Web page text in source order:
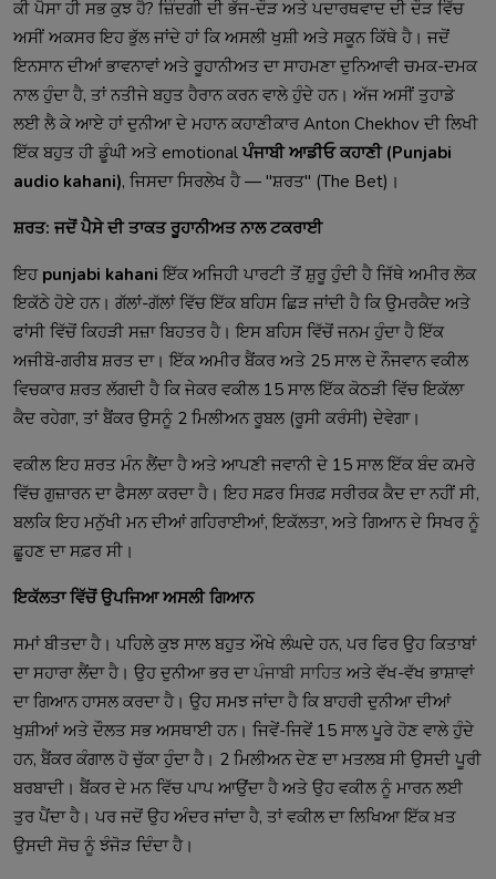
ਕੀ ਪੈਸਾ ਹੀ ਸਭ ਕੁਝ ਹੈ? ਜ਼ਿੰਦਗੀ ਦੀ ਭੱਜ-ਦੌੜ ਅਤੇ ਪਦਾਰਥਵਾਦ ਦੀ ਦੌੜ ਵਿੱਚ
ਅਸੀਂ ਅਕਸਰ ਇਹ ਭੁੱਲ ਜਾਂਦੇ ਹਾਂ ਕਿ ਅਸਲੀ ਖੁਸ਼ੀ ਅਤੇ ਸਕੂਨ ਕਿੱਥੇ ਹੈ। ਜਦੋਂ
ਇਨਸਾਨ ਦੀਆਂ ਭਾਵਨਾਵਾਂ ਅਤੇ ਰੂਹਾਨੀਅਤ ਦਾ ਸਾਹਮਣਾ ਦੁਨਿਆਵੀ ਚਮਕ-ਦਮਕ
ਨਾਲ ਹੁੰਦਾ ਹੈ, ਤਾਂ ਨਤੀਜੇ ਬਹੁਤ ਹੈਰਾਨ ਕਰਨ ਵਾਲੇ ਹੁੰਦੇ ਹਨ। ਅੱਜ ਅਸੀਂ ਤੁਹਾਡੇ
ਲਈ ਲੈ ਕੇ ਆਏ ਹਾਂ ਦੁਨੀਆ ਦੇ ਮਹਾਨ ਕਹਾਣੀਕਾਰ Anton Chekhov ਦੀ ਲਿਖੀ
ਇੱਕ ਬਹੁਤ ਹੀ ਡੂੰਘੀ ਅਤੇ emotional ਪੰਜਾਬੀ ਆਡੀਓ ਕਹਾਣੀ (Punjabi
audio kahani), ਜਿਸਦਾ ਸਿਰਲੇਖ ਹੈ — "ਸ਼ਰਤ" (The Bet)।
ਸ਼ਰਤ: ਜਦੋਂ ਪੈਸੇ ਦੀ ਤਾਕਤ ਰੂਹਾਨੀਅਤ ਨਾਲ ਟਕਰਾਈ
ਇਹ punjabi kahani ਇੱਕ ਅਜਿਹੀ ਪਾਰਟੀ ਤੋਂ ਸ਼ੁਰੂ ਹੁੰਦੀ ਹੈ ਜਿੱਥੇ ਅਮੀਰ ਲੋਕ
ਇਕੱਠੇ ਹੋਏ ਹਨ। ਗੱਲਾਂ-ਗੱਲਾਂ ਵਿੱਚ ਇੱਕ ਬਹਿਸ ਛਿੜ ਜਾਂਦੀ ਹੈ ਕਿ ਉਮਰਕੈਦ ਅਤੇ
ਫਾਂਸੀ ਵਿੱਚੋਂ ਕਿਹੜੀ ਸਜ਼ਾ ਬਿਹਤਰ ਹੈ। ਇਸ ਬਹਿਸ ਵਿੱਚੋਂ ਜਨਮ ਹੁੰਦਾ ਹੈ ਇੱਕ
ਅਜੀਬੋ-ਗਰੀਬ ਸ਼ਰਤ ਦਾ। ਇੱਕ ਅਮੀਰ ਬੈਂਕਰ ਅਤੇ 25 ਸਾਲ ਦੇ ਨੌਜਵਾਨ ਵਕੀਲ
ਵਿਚਕਾਰ ਸ਼ਰਤ ਲੱਗਦੀ ਹੈ ਕਿ ਜੇਕਰ ਵਕੀਲ 15 ਸਾਲ ਇੱਕ ਕੋਠੜੀ ਵਿੱਚ ਇਕੱਲਾ
ਕੈਦ ਰਹੇਗਾ, ਤਾਂ ਬੈਂਕਰ ਉਸਨੂੰ 2 ਮਿਲੀਅਨ ਰੂਬਲ (ਰੂਸੀ ਕਰੰਸੀ) ਦੇਵੇਗਾ।
ਵਕੀਲ ਇਹ ਸ਼ਰਤ ਮੰਨ ਲੈਂਦਾ ਹੈ ਅਤੇ ਆਪਣੀ ਜਵਾਨੀ ਦੇ 15 ਸਾਲ ਇੱਕ ਬੰਦ ਕਮਰੇ
ਵਿੱਚ ਗੁਜ਼ਾਰਨ ਦਾ ਫੈਸਲਾ ਕਰਦਾ ਹੈ। ਇਹ ਸਫ਼ਰ ਸਿਰਫ਼ ਸਰੀਰਕ ਕੈਦ ਦਾ ਨਹੀਂ ਸੀ,
ਬਲਕਿ ਇਹ ਮਨੁੱਖੀ ਮਨ ਦੀਆਂ ਗਹਿਰਾਈਆਂ, ਇਕੱਲਤਾ, ਅਤੇ ਗਿਆਨ ਦੇ ਸਿਖਰ ਨੂੰ
ਛੂਹਣ ਦਾ ਸਫ਼ਰ ਸੀ।
ਇਕੱਲਤਾ ਵਿੱਚੋਂ ਉਪਜਿਆ ਅਸਲੀ ਗਿਆਨ
ਸਮਾਂ ਬੀਤਦਾ ਹੈ। ਪਹਿਲੇ ਕੁਝ ਸਾਲ ਬਹੁਤ ਔਖੇ ਲੰਘਦੇ ਹਨ, ਪਰ ਫਿਰ ਉਹ ਕਿਤਾਬਾਂ
ਦਾ ਸਹਾਰਾ ਲੈਂਦਾ ਹੈ। ਉਹ ਦੁਨੀਆ ਭਰ ਦਾਪੰਜਾਬੀ ਸਾਹਿਤ ਅਤੇ ਵੱਖ-ਵੱਖ ਭਾਸ਼ਾਵਾਂ
ਦਾ ਗਿਆਨ ਹਾਸਲ ਕਰਦਾ ਹੈ। ਉਹ ਸਮਝ ਜਾਂਦਾ ਹੈ ਕਿ ਬਾਹਰੀ ਦੁਨੀਆ ਦੀਆਂ
ਖੁਸ਼ੀਆਂ ਅਤੇ ਦੌਲਤ ਸਭ ਅਸਥਾਈ ਹਨ। ਜਿਵੇਂ-ਜਿਵੇਂ 15 ਸਾਲ ਪੂਰੇ ਹੋਣ ਵਾਲੇ ਹੁੰਦੇ
ਹਨ, ਬੈਂਕਰ ਕੰਗਾਲ ਹੋ ਚੁੱਕਾ ਹੁੰਦਾ ਹੈ। 2 ਮਿਲੀਅਨ ਦੇਣ ਦਾ ਮਤਲਬ ਸੀ ਉਸਦੀ ਪੂਰੀ
ਬਰਬਾਦੀ। ਬੈਂਕਰ ਦੇ ਮਨ ਵਿੱਚ ਪਾਪ ਆਉਂਦਾ ਹੈ ਅਤੇ ਉਹ ਵਕੀਲ ਨੂੰ ਮਾਰਨ ਲਈ
ਤੁਰ ਪੈਂਦਾ ਹੈ। ਪਰ ਜਦੋਂ ਉਹ ਅੰਦਰ ਜਾਂਦਾ ਹੈ, ਤਾਂ ਵਕੀਲ ਦਾ ਲਿਖਿਆ ਇੱਕ ਖ਼ਤ
ਉਸਦੀ ਸੋਚ ਨੂੰ ਝੰਜੋੜ ਦਿੰਦਾ ਹੈ।